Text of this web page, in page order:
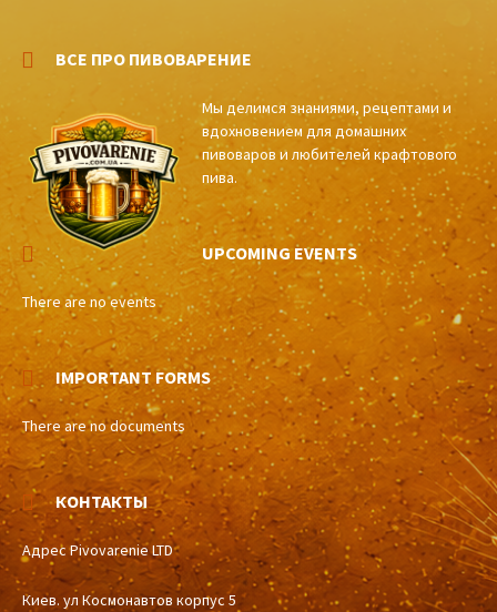
ВСЕ ПРО ПИВОВАРЕНИЕ
Мы делимся знаниями, рецептами и
вдохновением для домашних
пивоваров и любителей крафтового
пива.
UPCOMING EVENTS
There are no events
IMPORTANT FORMS
There are no documents
КОНТАКТЫ
Адрес Pivovarenie LTD
Киев. ул Космонавтов корпус 5